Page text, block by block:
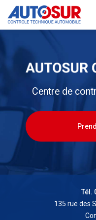
contenu
Centre de
Tél.
135 rue des